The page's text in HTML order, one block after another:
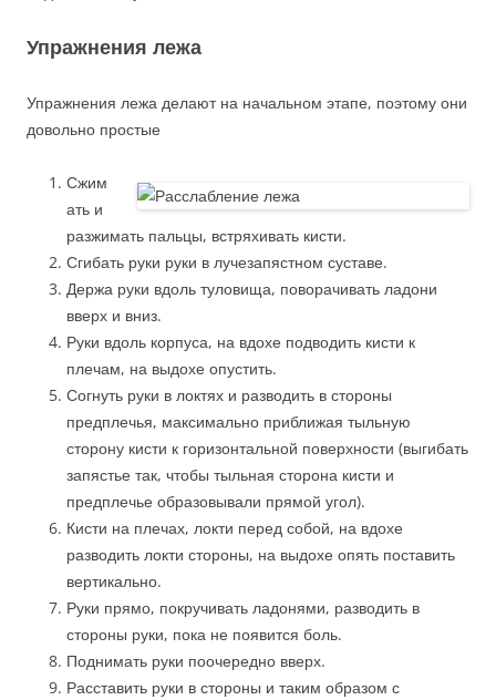
Упражнения лежа
Упражнения лежа делают на начальном этапе, поэтому они
довольно простые
Сжим
ать и
разжимать пальцы, встряхивать кисти.
Сгибать руки руки в лучезапястном суставе.
Держа руки вдоль туловища, поворачивать ладони
вверх и вниз.
Руки вдоль корпуса, на вдохе подводить кисти к
плечам, на выдохе опустить.
Согнуть руки в локтях и разводить в стороны
предплечья, максимально приближая тыльную
сторону кисти к горизонтальной поверхности (выгибать
запястье так, чтобы тыльная сторона кисти и
предплечье образовывали прямой угол).
Кисти на плечах, локти перед собой, на вдохе
разводить локти стороны, на выдохе опять поставить
вертикально.
Руки прямо, покручивать ладонями, разводить в
стороны руки, пока не появится боль.
Поднимать руки поочередно вверх.
Расставить руки в стороны и таким образом с